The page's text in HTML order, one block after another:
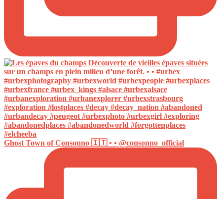
Ghost Town of Consonno 🇮🇹 • • @consonno_official